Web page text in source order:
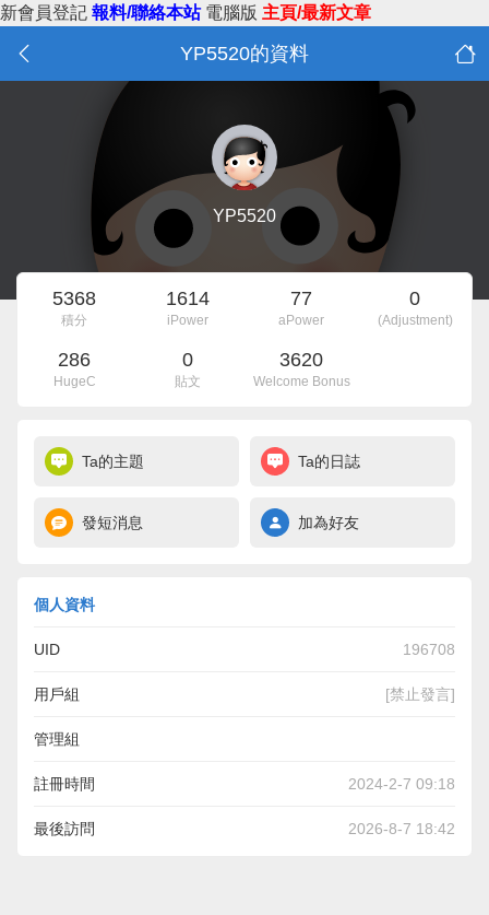
新會員登記 報料/聯絡本站 電腦版 主頁/最新文章
YP5520的資料
YP5520
5368
積分
1614
iPower
77
aPower
0
(Adjustment)
286
HugeC
0
貼文
3620
Welcome Bonus
Ta的主題 Ta的日誌
發短消息 加為好友
個人資料
UID 196708
用戶組 [禁止發言]
管理組
註冊時間 2024-2-7 09:18
最後訪問 2026-8-7 18:42